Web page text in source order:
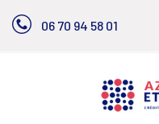
06 70 94 58 01